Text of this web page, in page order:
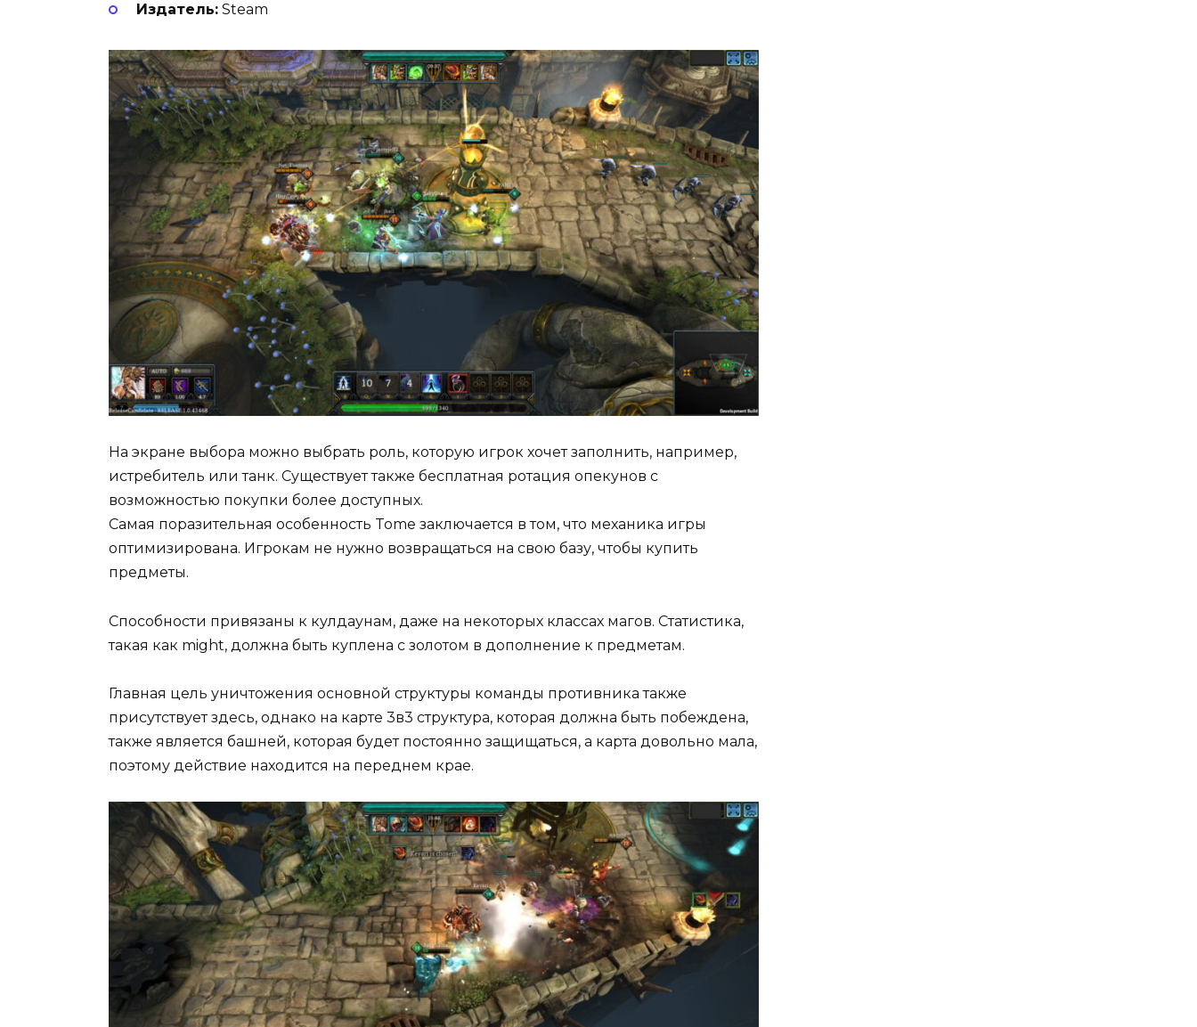
Издатель:Steam
На экране выбора можно выбрать роль, которую игрок хочет заполнить, например,
истребитель или танк. Существует также бесплатная ротация опекунов с
возможностью покупки более доступных.
Самая поразительная особенность Tome заключается в том, что механика игры
оптимизирована. Игрокам не нужно возвращаться на свою базу, чтобы купить
предметы.
Способности привязаны к кулдаунам, даже на некоторых классах магов. Статистика,
такая как might, должна быть куплена с золотом в дополнение к предметам.
Главная цель уничтожения основной структуры команды противника также
присутствует здесь, однако на карте 3в3 структура, которая должна быть побеждена,
также является башней, которая будет постоянно защищаться, а карта довольно мала,
поэтому действие находится на переднем крае.